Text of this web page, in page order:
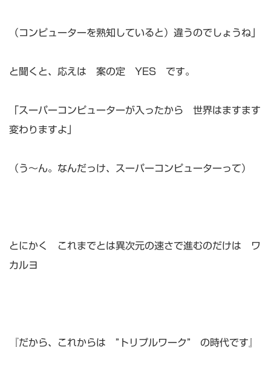
（コンピューターを熟知していると）違うのでしょうね」
と聞くと、応えは 案の定 YES です。
「スーパーコンピューターが入ったから 世界はますます
変わりますよ」
（う～ん。なんだっけ、スーパーコンピューターって）
とにかく これまでとは異次元の速さで進むのだけは ワ
カルヨ
『だから、これからは ”トリプルワーク” の時代です』